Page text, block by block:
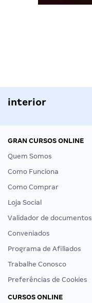
interior
GRAN CURSOS ONLINE
Quem Somos
Como Funciona
Como Comprar
Loja Social
Validador de documentos
Conveniados
Programa de Afiliados
Trabalhe Conosco
Preferências de Cookies
CURSOS ONLINE